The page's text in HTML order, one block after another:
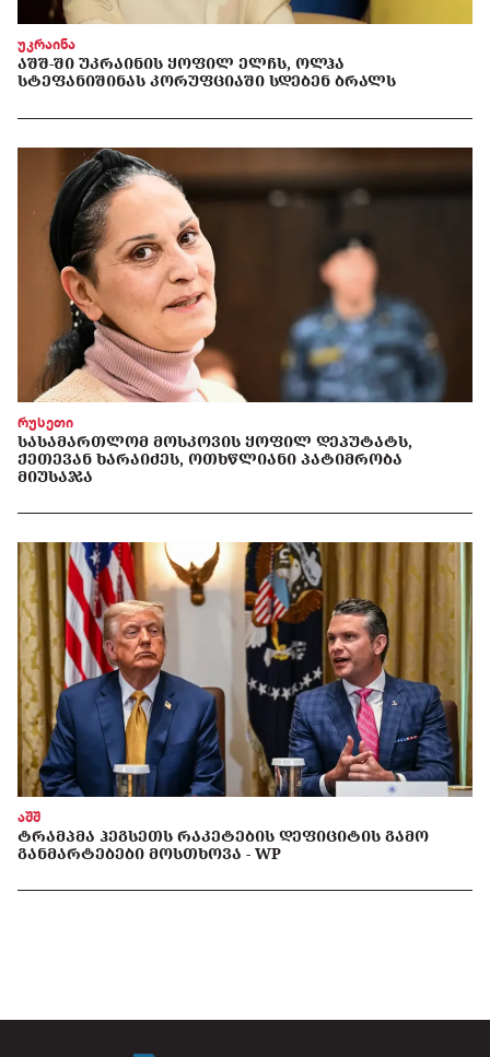
უკრაინა
ᲐᲨᲨ-ᲨᲘ ᲣᲙᲠᲐᲘᲜᲘᲡ ᲧᲝᲤᲘᲚ ᲔᲚᲩᲡ, ᲝᲚᲰᲐ
ᲡᲢᲔᲤᲐᲜᲘᲨᲘᲜᲐᲡ ᲙᲝᲠᲣᲤᲪᲘᲐᲨᲘ ᲡᲓᲔᲑᲔᲜ ᲑᲠᲐᲚᲡ
რუსეთი
ᲡᲐᲡᲐᲛᲐᲠᲗᲚᲝᲛ ᲛᲝᲡᲙᲝᲕᲘᲡ ᲧᲝᲤᲘᲚ ᲓᲔᲞᲣᲢᲐᲢᲡ,
ᲥᲔᲗᲔᲕᲐᲜ ᲮᲐᲠᲐᲘᲫᲔᲡ, ᲝᲗᲮᲬᲚᲘᲐᲜᲘ ᲞᲐᲢᲘᲛᲠᲝᲑᲐ
ᲛᲘᲣᲡᲐᲯᲐ
აშშ
ᲢᲠᲐᲛᲞᲛᲐ ᲰᲔᲒᲡᲔᲗᲡ ᲠᲐᲙᲔᲢᲔᲑᲘᲡ ᲓᲔᲤᲘᲪᲘᲢᲘᲡ ᲒᲐᲛᲝ
ᲒᲐᲜᲛᲐᲠᲢᲔᲑᲔᲑᲘ ᲛᲝᲡᲗᲮᲝᲕᲐ - WP